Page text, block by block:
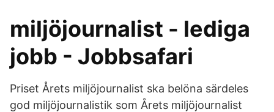
miljöjournalist - lediga
jobb - Jobbsafari
Priset Årets miljöjournalist ska belöna särdeles
god miljöjournalistik som Årets miljöjournalist